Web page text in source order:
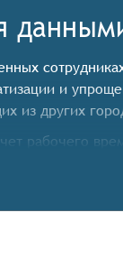
и
из других
рабочего
должны